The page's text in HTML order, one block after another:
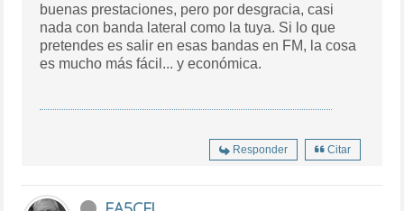
buenas prestaciones, pero por desgracia, casi
nada con banda lateral como la tuya. Si lo que
pretendes es salir en esas bandas en FM, la cosa
es mucho más fácil... y económica.
Responder Citar